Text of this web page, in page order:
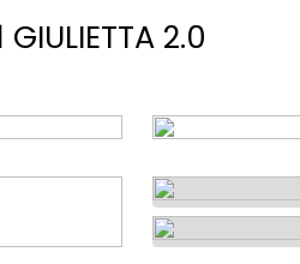
GIULIETTA 2.0